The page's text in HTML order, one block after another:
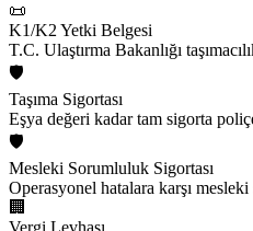
📜
K1/K2 Yetki Belgesi
T.C. Ulaştırma Bakanlığı
🛡️
Taşıma Sigortası
Eşya değeri kadar tam sigorta
🛡️
Mesleki Sorumluluk Sigortası
Operasyonel hatalara karşı mesleki
🏢